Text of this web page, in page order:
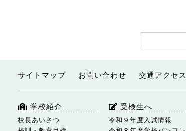
サイトマップ お問い合わせ 交通アクセス
学校紹介
校長あいさつ
受検生へ
令和９年度入試情報